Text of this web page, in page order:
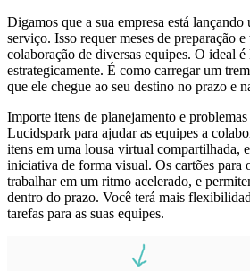
Digamos que a sua empresa está
serviço. Isso requer meses de preparação
colaboração de diversas equipes. O ideal
estrategicamente. É como carregar um
que ele chegue ao seu destino no prazo e
Importe itens de planejamento e
Lucidspark para ajudar as equipes a
itens em uma lousa virtual compartilhada,
iniciativa de forma visual. Os cartões para
trabalhar em um ritmo acelerado, e
dentro do prazo. Você terá mais
tarefas para as suas equipes.